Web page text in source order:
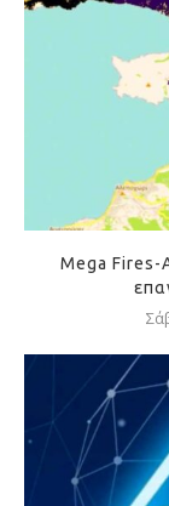
Mega Fires-